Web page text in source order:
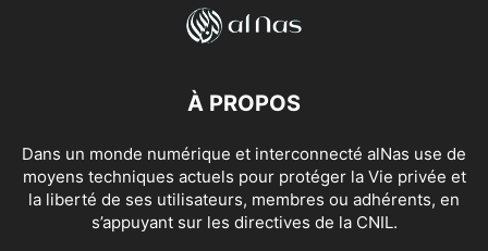
À PROPOS
Dans un monde numérique et interconnecté alNas use de
moyens techniques actuels pour protéger la Vie privée et
la liberté de ses utilisateurs, membres ou adhérents, en
s’appuyant sur les directives de la CNIL.